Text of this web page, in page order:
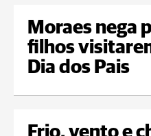
Moraes nega
filhos
Dia dos Pais